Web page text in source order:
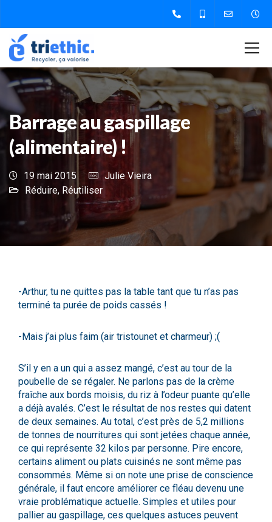
Barrage au gaspillage
(alimentaire) !
19 mai 2015
Julie Vieira
Réduire, Réutiliser
-Arthur, tu ne quittes pas la table tant que tu n’as pas
terminé ta purée de poids cassés !
-Mais j’ai plus faim (air tristounet et charmeur) ;(
S’il y en a un qui a assez mangé, c’est au tour de la
poubelle de se régaler. Ne parlons pas de la crème
fraîche aux bords moisis, du riz à l’odeur puante qu’elle
a déjà avalés. C’est le résultat de nos restes qui datent
de deux semaines. Au total, c’est près de 5,2 millions
de tonnes de nourritures qui sont jetées chaque année,
ce qui représente 32 kilos par personne. Pire encore,
certains aliment ou plats cuisinés ne sont même pas
consommés. Même si on note une prise de conscience
générale, il faut encore améliorer ce fléau devenu une
vraie problématique actuelle. Simples et utiles pour
pallier au gaspillage, ces quelques astuces peuvent